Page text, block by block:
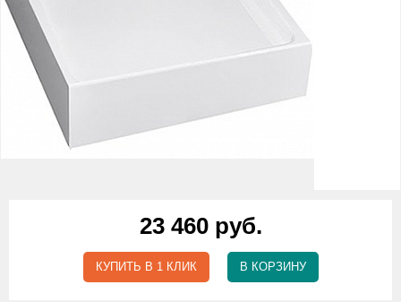
23 460 руб.
КУПИТЬ В 1 КЛИК В КОРЗИНУ